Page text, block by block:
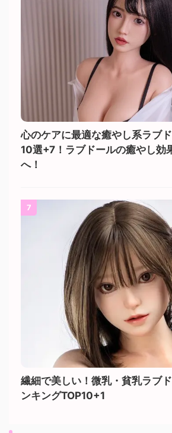
心のケアに最適な癒やし系ラブ
10選+7！ラブドールの癒やし効
へ！
7
繊細で美しい！微乳・貧乳ラブ
ンキングTOP10+1